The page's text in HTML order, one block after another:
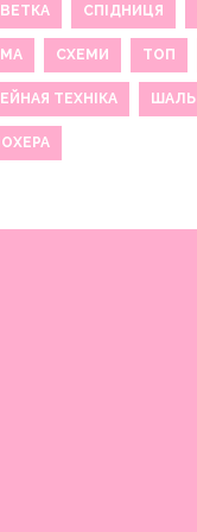
СПІДНИЦЯ
СХЕМИ ТОП
ТЕХНІКА ШАЛЬ